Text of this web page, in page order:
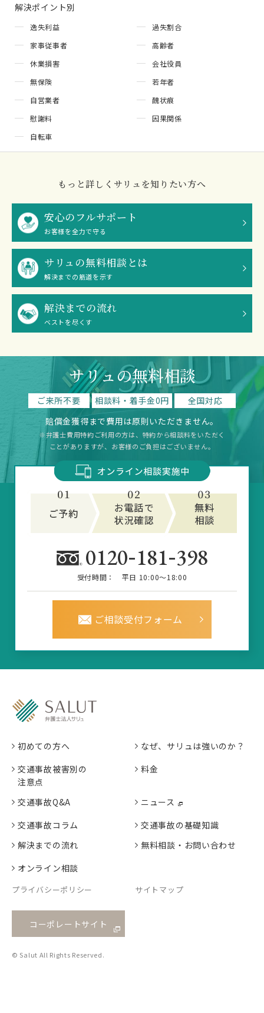
解決ポイント別
逸失利益
過失割合
家事従事者
高齢者
休業損害
会社役員
無保険
若年者
自営業者
醜状痕
慰謝料
因果関係
自転車
もっと詳しくサリュを知りたい方へ
安心のフルサポート
お客様を全力で守る
サリュの無料相談とは
解決までの筋道を示す
解決までの流れ
ベストを尽くす
サリュの無料相談
ご来所不要 相談料・着手金0円
全国対応
賠償金獲得まで費用は原則いただきません。
※弁護士費用特約ご利用の方は、特約から相談料をいただく
ことがありますが、お客様のご負担はございません。
0120-181-398
受付時間： 平日 10:00～18:00
ご相談受付フォーム
初めての方へ
なぜ、サリュは強いのか？
交通事故被害別の
注意点
料金
交通事故Q&A
ニュース
交通事故コラム
交通事故の基礎知識
解決までの流れ
無料相談・お問い合わせ
オンライン相談
プライバシーポリシー サイトマップ
コーポレートサイト
© Salut All Rights Reserved.